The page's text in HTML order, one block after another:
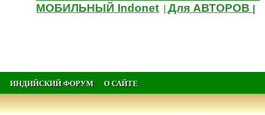
МОБИЛЬНЫЙ Indonet |Для АВТОРОВ
ИНДИЙСКИЙ ФОРУМ О САЙТЕ